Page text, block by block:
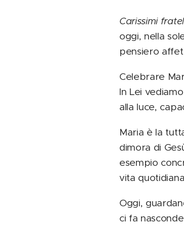
Carissimi
oggi, nella
pensiero
Celebrare
In Lei
alla luce,
Maria è la
dimora di
esempio
vita
Oggi,
ci fa